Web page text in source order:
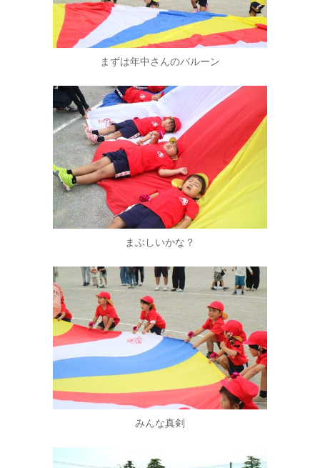
まずは年中さんのバルーン
まぶしいかな？
みんな真剣